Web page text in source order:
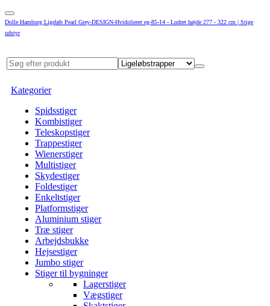
Dolle Hamburg Ligeløb Pearl Grey-DESIGN-Hvidolieret eg-85-14 - Lodret højde 277 - 322 cm | Stige
udstyr
Kategorier
Spidsstiger
Kombistiger
Teleskopstiger
Trappestiger
Wienerstiger
Multistiger
Skydestiger
Foldestiger
Enkeltstiger
Platformstiger
Aluminium stiger
Træ stiger
Arbejdsbukke
Hejsestiger
Jumbo stiger
Stiger til bygninger
Lagerstiger
Vægstiger